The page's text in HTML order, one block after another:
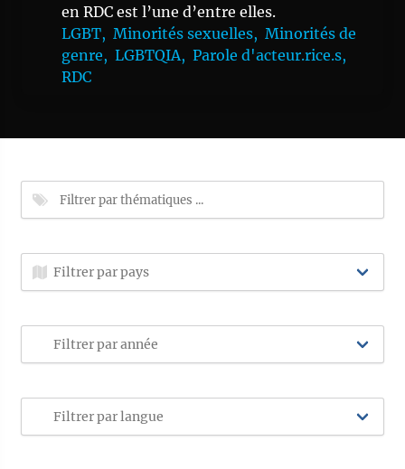
en RDC est l’une d’entre elles.
LGBT, Minorités sexuelles, Minorités de
genre, LGBTQIA, Parole d'acteur.rice.s,
RDC